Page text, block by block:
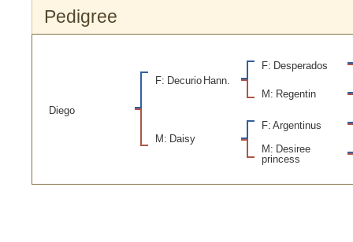
Pedigree
Diego
F: Decurio Hann.
F: Desperados
M: Regentin
M: Daisy
F: Argentinus
M: Desiree
princess